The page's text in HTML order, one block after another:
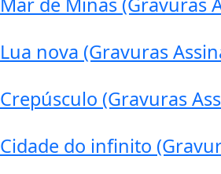
Lua nova (Gravuras
Crepúsculo (Gravuras
Cidade do infinito